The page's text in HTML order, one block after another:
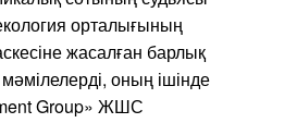
орталығының
жасалған барлық
оның ішінде
Group» ЖШС